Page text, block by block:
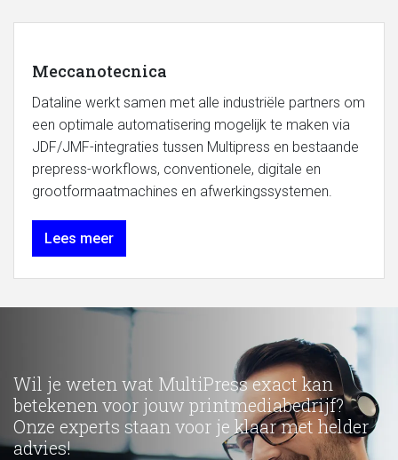
Meccanotecnica
Dataline werkt samen met alle industriële partners om
een optimale automatisering mogelijk te maken via
JDF/JMF-integraties tussen Multipress en bestaande
prepress-workflows, conventionele, digitale en
grootformaatmachines en afwerkingssystemen.
Lees meer
Wil je weten wat MultiPress exact kan
betekenen voor jouw printmediabedrijf?
Onze experts staan voor je klaar met helder
advies!